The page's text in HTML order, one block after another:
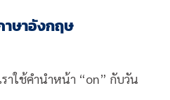
าษาอังกฤษ
ราใช้คำนำหน้า “on” กับวัน